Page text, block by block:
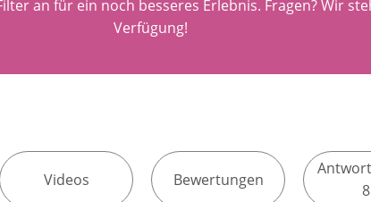
an für ein noch besseres Erlebnis. Fragen? Wir
Verfügung!
Videos Bewertungen